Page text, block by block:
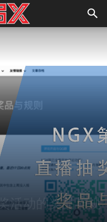
活动的奖品与规